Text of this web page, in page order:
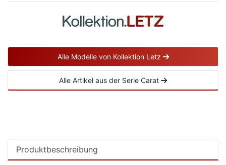
Alle Modelle von Kollektion Letz
Alle Artikel aus der Serie Carat
Produktbeschreibung